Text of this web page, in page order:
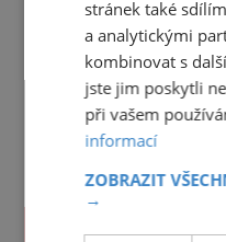
stránek také
a analytickými
kombinovat s
jste jim poskytli
při vašem
informací
ZOBRAZIT
→